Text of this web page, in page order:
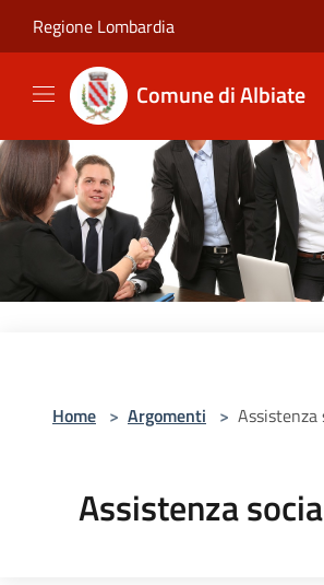
Regione Lombardia
Comune di Albiate
Home > Argomenti > Assistenza
Assistenza